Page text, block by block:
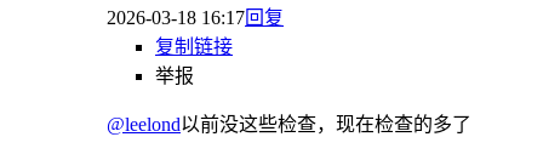
2026-03-18 16:17回复
复制链接
举报
@leelond以前没这些检查，现在检查的多了